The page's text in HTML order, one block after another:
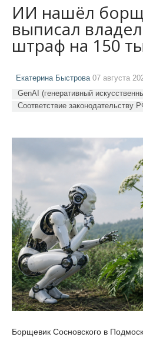
ИИ нашёл
выписал
штраф на 150
Екатерина Быстрова 07 августа
GenAI (генеративный
Соответствие законодательству
Борщевик Сосновского в